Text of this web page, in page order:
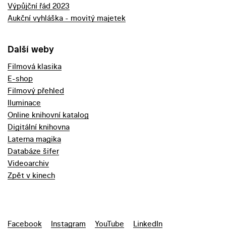
Výpůjční řád 2023
Aukční vyhláška - movitý majetek
Další weby
Filmová klasika
E-shop
Filmový přehled
Iluminace
Online knihovní katalog
Digitální knihovna
Laterna magika
Databáze šifer
Videoarchiv
Zpět v kinech
Facebook Instagram YouTube LinkedIn